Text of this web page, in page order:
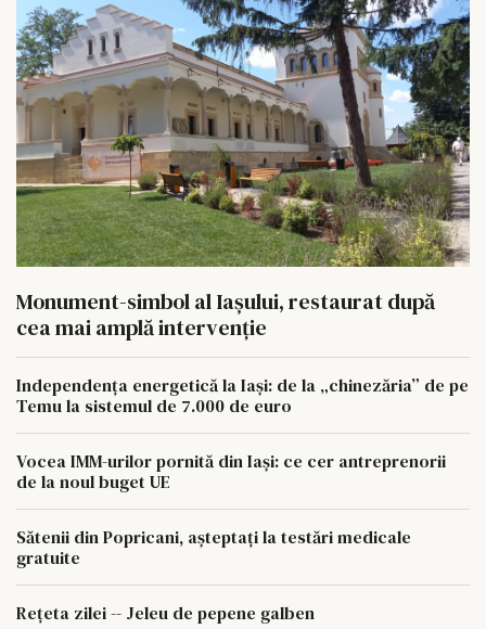
Monument-simbol al Iaşului, restaurat după
cea mai amplă intervenţie
Independența energetică la Iași: de la „chinezăria” de pe
Temu la sistemul de 7.000 de euro
Vocea IMM-urilor pornită din Iași: ce cer antreprenorii
de la noul buget UE
Sătenii din Popricani, așteptați la testări medicale
gratuite
Rețeta zilei -- Jeleu de pepene galben